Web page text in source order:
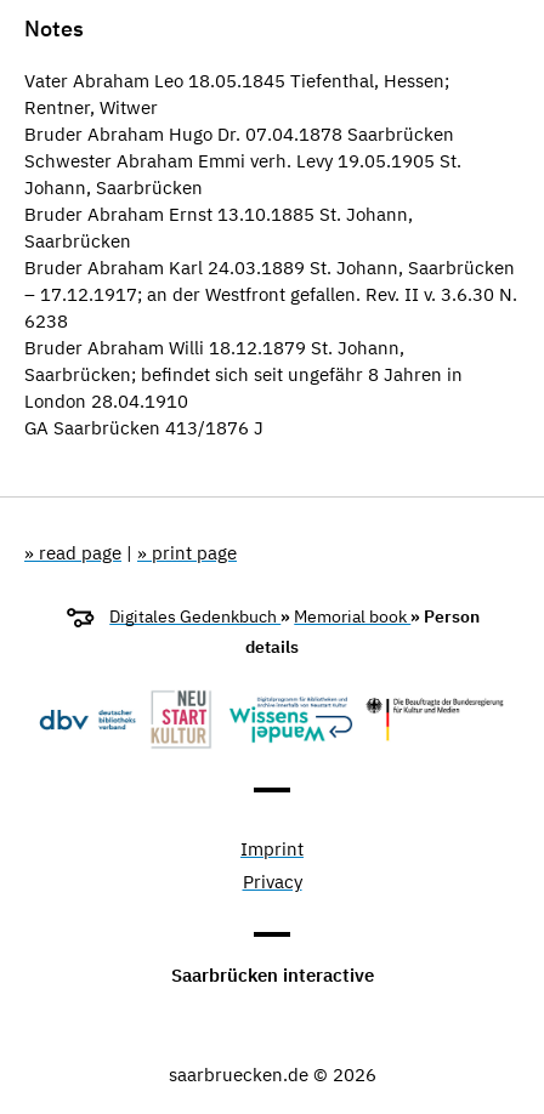
Notes
Vater Abraham Leo 18.05.1845 Tiefenthal, Hessen;
Rentner, Witwer
Bruder Abraham Hugo Dr. 07.04.1878 Saarbrücken
Schwester Abraham Emmi verh. Levy 19.05.1905 St.
Johann, Saarbrücken
Bruder Abraham Ernst 13.10.1885 St. Johann,
Saarbrücken
Bruder Abraham Karl 24.03.1889 St. Johann, Saarbrücken
– 17.12.1917; an der Westfront gefallen. Rev. II v. 3.6.30 N.
6238
Bruder Abraham Willi 18.12.1879 St. Johann,
Saarbrücken; befindet sich seit ungefähr 8 Jahren in
London 28.04.1910
GA Saarbrücken 413/1876 J
» read page | » print page
Digitales Gedenkbuch » Memorial book » Person
details
Imprint
Privacy
Saarbrücken interactive
saarbruecken.de © 2026